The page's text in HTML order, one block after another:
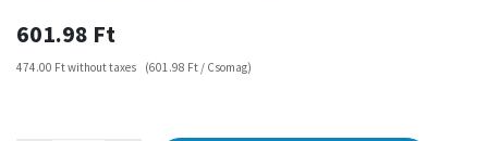
601.98 Ft
474.00 Ftwithout taxes (601.98 Ft / Csomag)